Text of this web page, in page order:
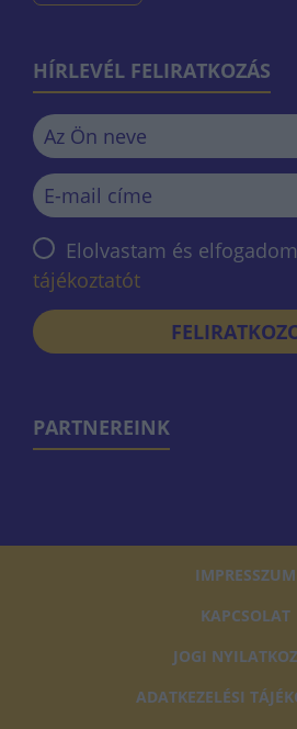
HÍRLEVÉL FELIRATKOZÁS
Elolvastam és
tájékoztatót
PARTNEREINK
IMPRESSZUM
KAPCSOLAT
JOGI
ADATKEZELÉSI